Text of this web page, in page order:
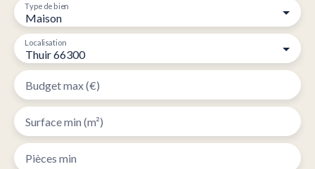
Maison
Type de bien
Thuir 66300
Localisation
Budget max (€)
Surface min (m²)
Pièces min